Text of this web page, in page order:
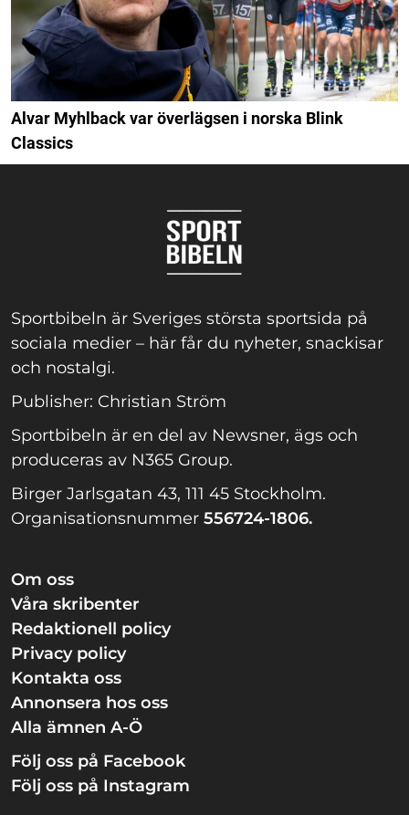
Alvar Myhlback var överlägsen i norska Blink
Classics
Sportbibeln är Sveriges största sportsida på
sociala medier – här får du nyheter, snackisar
och nostalgi.
Publisher: Christian Ström
Sportbibeln är en del av Newsner, ägs och
produceras av N365 Group.
Birger Jarlsgatan 43, 111 45 Stockholm.
Organisationsnummer 556724-1806.
Om oss
Våra skribenter
Redaktionell policy
Privacy policy
Kontakta oss
Annonsera hos oss
Alla ämnen A-Ö
Följ oss på Facebook
Följ oss på Instagram